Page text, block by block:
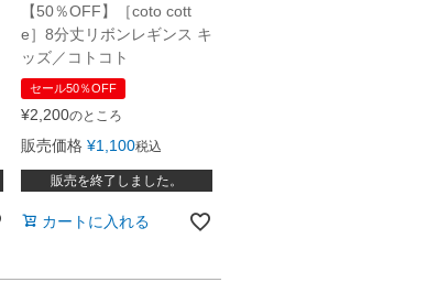
【50％OFF】［coto cott
e］8分丈リボンレギンス キ
ッズ／コトコト
セール50％OFF
¥2,200のところ
販売価格 ¥1,100税込
販売を終了しました。
カートに入れる